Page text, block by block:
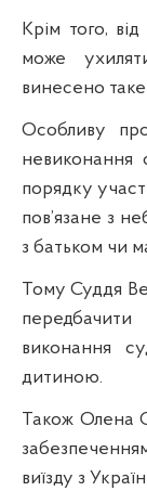
Крім того,
може
винесено
Особливу
невиконання
порядку
пов’язане з
з батьком чи
Тому Суддя
виконання
дитиною.
Також Олена
виїзду з